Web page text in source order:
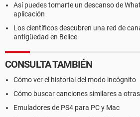
Así puedes tomarte un descanso de
aplicación
Los científicos descubren una red de
antigüedad en Belice
CONSULTA TAMBIÉN
Cómo ver el historial del modo incógnito
Cómo buscar canciones similares a otras
Emuladores de PS4 para PC y Mac